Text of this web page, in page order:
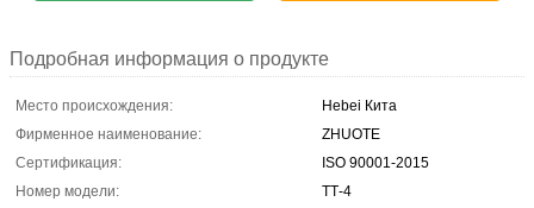
Подробная информация о продукте
Место происхождения:
Hebei Кита
Фирменное наименование:
ZHUOTE
Сертификация:
ISO 90001-2015
Номер модели:
ТТ-4